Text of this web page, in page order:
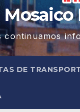
continuamos
DE